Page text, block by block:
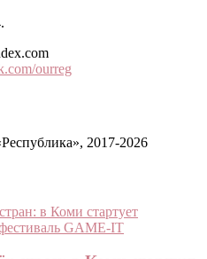
ourreg
2017-2026